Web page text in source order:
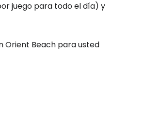
juego para todo el día) y
Orient Beach para usted